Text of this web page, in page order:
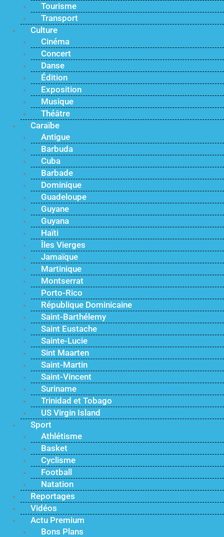
Tourisme
Transport
Culture
Cinéma
Concert
Danse
Édition
Exposition
Musique
Théâtre
Caraïbe
Antigue
Barbuda
Cuba
Barbade
Dominique
Guadeloupe
Guyane
Guyana
Haïti
Îles Vierges
Jamaïque
Martinique
Montserrat
Porto-Rico
République Dominicaine
Saint-Barthélemy
Saint Eustache
Sainte-Lucie
Sint Maarten
Saint-Martin
Saint-Vincent
Suriname
Trinidad et Tobago
US Virgin Island
Sport
Athlétisme
Basket
Cyclisme
Football
Natation
Reportages
Vidéos
Actu Premium
Bons Plans